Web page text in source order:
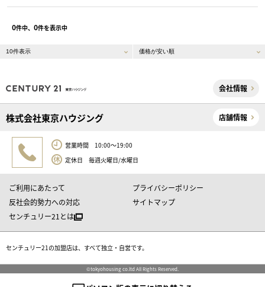
0件中、 0件を表示中
会社情報
株式会社東京ハウジング 店舗情報
営業時間 10:00～19:00
定休日 毎週火曜日/水曜日
ご利用にあたって
プライバシーポリシー
反社会的勢力への対応
サイトマップ
センチュリー21とは
センチュリー21の加盟店は、すべて独立・自営です。
©tokyohousing co.ltd All Rights Reserved.